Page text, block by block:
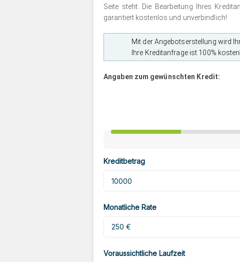
Seite steht. Die Bearbeitung Ihres
garantiert kostenlos und unverbindlich!
Mit der Angebotserstellung wird
Ihre Kreditanfrage ist 100%
Angaben zum gewünschten Kredit: